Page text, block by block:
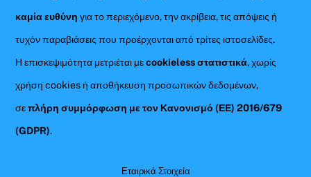
καμία ευθύνη για το περιεχόμενο, την ακρίβεια, τις απόψεις ή
τυχόν παραβιάσεις που προέρχονται από τρίτες ιστοσελίδες.
Η επισκεψιμότητα μετριέται μεcookieless στατιστικά, χωρίς
χρήση cookies ή αποθήκευση προσωπικών δεδομένων,
σεπλήρη συμμόρφωση με τον Κανονισμό (ΕΕ) 2016/679
(GDPR).
Εταιρικά Στοιχεία